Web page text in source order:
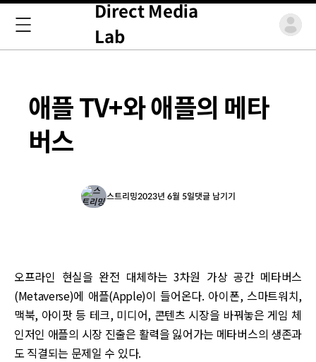
Direct Media
Lab
애플 TV+와 애플의 메타
버스
스트리밍2023년 6월 5일댓글 남기기
오프라인 현실을 완전 대체하는 3차원 가상 공간 메타버스
(Metaverse)에 애플(Apple)이 들어온다. 아이폰, 스마트워치,
맥북, 아이팟 등 테크, 미디어, 콘텐츠 시장을 바꿔놓은 게임 체
인저인 애플의 시장 진출은 활력을 잃어가는 메타버스의 생존과
도 직결되는 문제일 수 있다.